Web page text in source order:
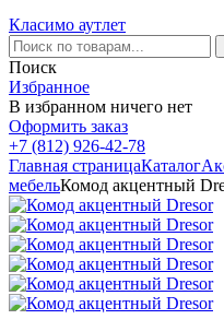
Класимо аутлет
Поиск
Избранное
В избранном ничего нет
Оформить заказ
+7 (812) 926-42-78
Главная страницаКаталог
мебельКомод акцентный